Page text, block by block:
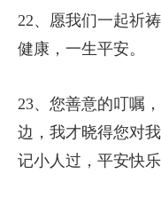
22、愿我们一起祈
健康，一生平安。
23、您善意的叮嘱
边，我才晓得您对
记小人过，平安快乐